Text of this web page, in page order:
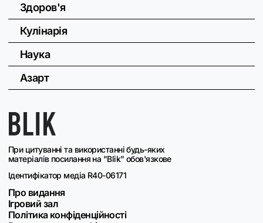
При цитуванні та використанні будь-яких
матеріалів посилання на "Blik" обов'язкове
Ідентифікатор медіа R40-06171
Про видання
Ігровий зал
Політика конфіденційності
Здоров'я
Кулінарія
Наука
Азарт